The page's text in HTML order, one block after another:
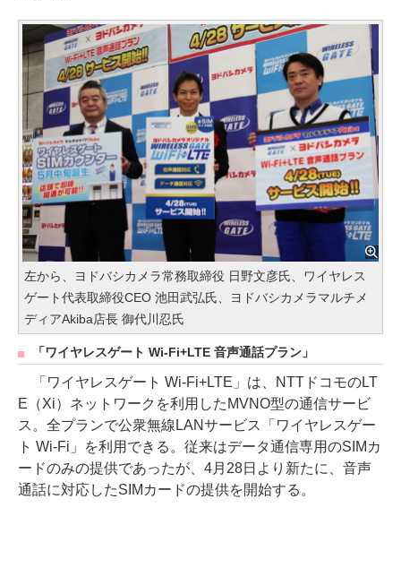
左から、ヨドバシカメラ常務取締役 日野文彦氏、ワイヤレス
ゲート代表取締役CEO 池田武弘氏、ヨドバシカメラマルチメ
ディアAkiba店長 御代川忍氏
「ワイヤレスゲート Wi-Fi+LTE 音声通話プラン」
「ワイヤレスゲート Wi-Fi+LTE」は、NTTドコモのLT
E（Xi）ネットワークを利用したMVNO型の通信サービ
ス。全プランで公衆無線LANサービス「ワイヤレスゲー
ト Wi-Fi」を利用できる。従来はデータ通信専用のSIMカ
ードのみの提供であったが、4月28日より新たに、音声
通話に対応したSIMカードの提供を開始する。